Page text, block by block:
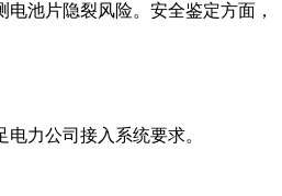
池片隐裂风险。安全鉴定方面，
力公司接入系统要求。